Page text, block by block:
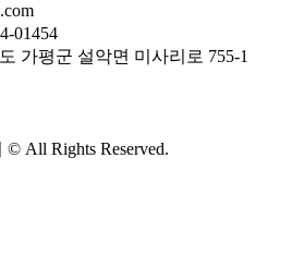
01454
가평군 설악면 미사리로 755-1
All Rights Reserved.